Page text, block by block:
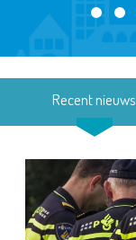
Recent nieuws